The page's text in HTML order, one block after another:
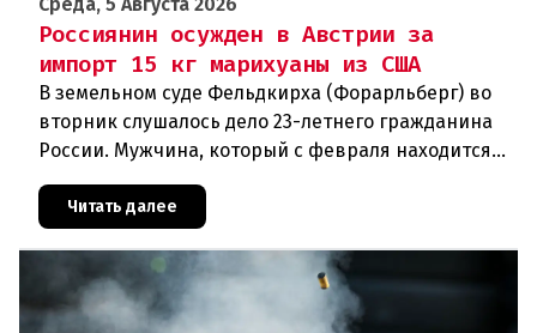
Россиянин осужден в Австрии за
импорт 15 кг марихуаны из США
В земельном суде Фельдкирха (Форарльберг) во
вторник слушалось дело 23-летнего гражданина
России. Мужчина, который с февраля находится
под стражей, обвинялся в том, что на протяжении
полугода организо
Читать далее